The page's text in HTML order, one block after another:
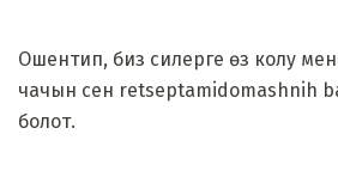
Ошентип, биз силерге өз колу
чачын сен retseptamidomashnih
болот.